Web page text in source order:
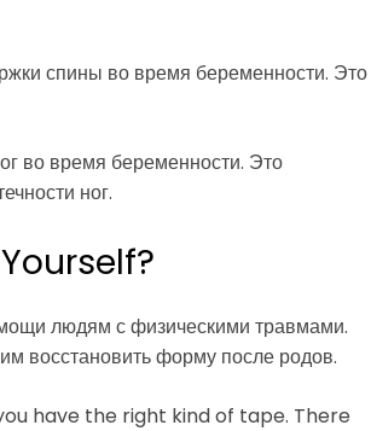
спины во время беременности. Это
во время беременности. Это
ног.
людям с физическими травмами.
восстановить форму после родов.
have the right kind of tape. There